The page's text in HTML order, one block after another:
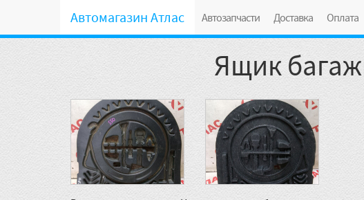
Автомагазин Атлас Автозапчасти Доставка Оплата
Ящик